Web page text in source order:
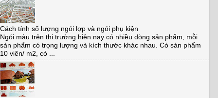
Cách tính số lượng ngói lợp và ngói phụ kiện
Ngói màu trên thị trường hiện nay có nhiều dòng sản phẩm, mỗi
sản phẩm có trọng lượng và kích thước khác nhau. Có sản phẩm
10 viên/ m2, có ...